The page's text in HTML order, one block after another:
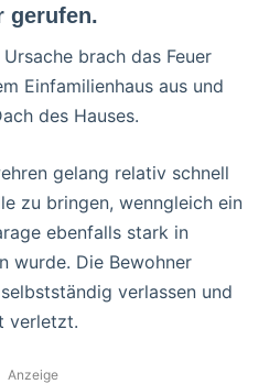
gerufen.
brach das Feuer
Einfamilienhaus aus und
des Hauses.
gelang relativ schnell
zu bringen, wenngleich ein
ebenfalls stark in
wurde. Die Bewohner
verlassen und
verletzt.
Anzeige